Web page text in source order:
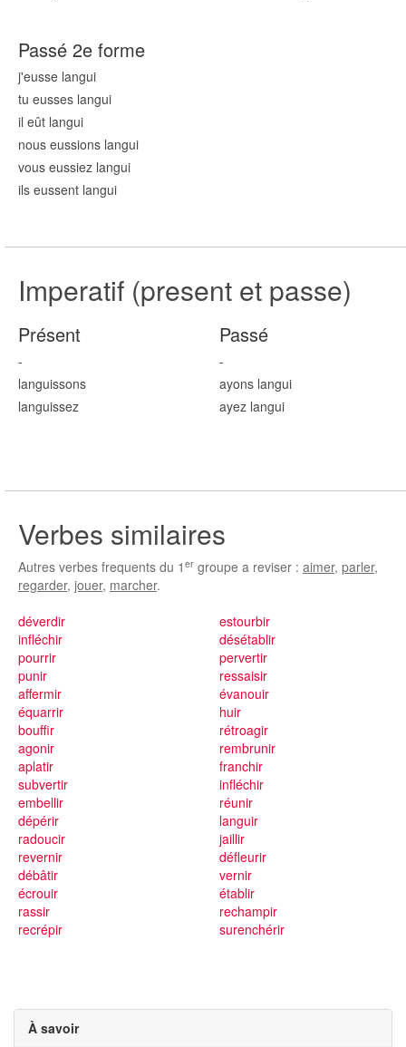
Passé 2e forme
j'eusse langui
tu eusses langui
il eût langui
nous eussions langui
vous eussiez langui
ils eussent langui
Imperatif (present et passe)
Présent
-
languissons
languissez
Passé
-
ayons langui
ayez langui
Verbes similaires
Autres verbes frequents du 1 er groupe a reviser : aimer, parler,
regarder, jouer, marcher.
déverdir
infléchir
pourrir
punir
affermir
équarrir
bouffir
agonir
aplatir
estourbir
désétablir
pervertir
ressaisir
évanouir
huir
rétroagir
rembrunir
franchir
subvertir
embellir
dépérir
radoucir
revernir
débâtir
écrouir
rassir
recrépir
infléchir
réunir
languir
jaillir
défleurir
vernir
établir
rechampir
surenchérir
À savoir